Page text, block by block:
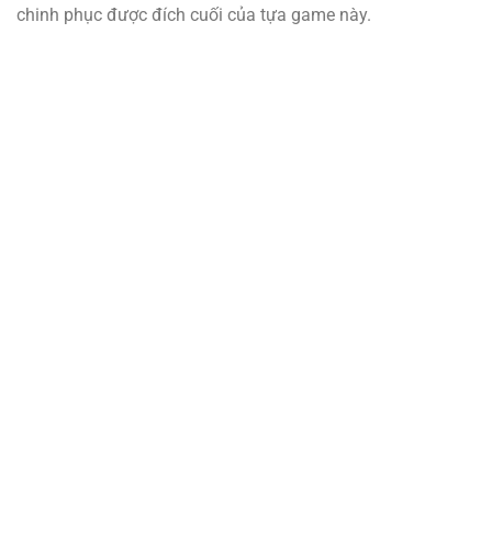
chinh phục được đích cuối của tựa game này.